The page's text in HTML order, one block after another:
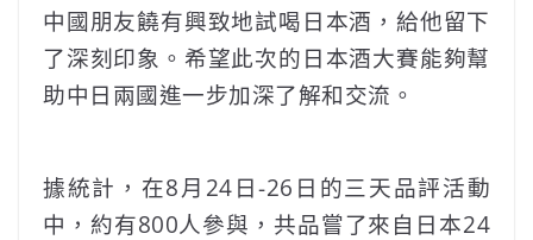
中國朋友饒有興致地試喝日本酒，給他留下
了深刻印象。希望此次的日本酒大賽能夠幫
助中日兩國進一步加深了解和交流。
據統計，在8月24日-26日的三天品評活動
中，約有800人參與，共品嘗了來自日本24